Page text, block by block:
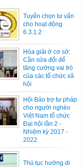
Tuyển chọn tư vấn
cho hoạt động
6.3.1.2
Hòa giải ở cơ sở:
Cần sửa đổi để
tăng cường vai trò
của các tổ chức xã
hội
Hội Bảo trợ tư pháp
cho người nghèo
Việt Nam tổ chức
Đại hội lần 2 -
Nhiệm kỳ 2017 -
2022
Thủ tục hưởng di